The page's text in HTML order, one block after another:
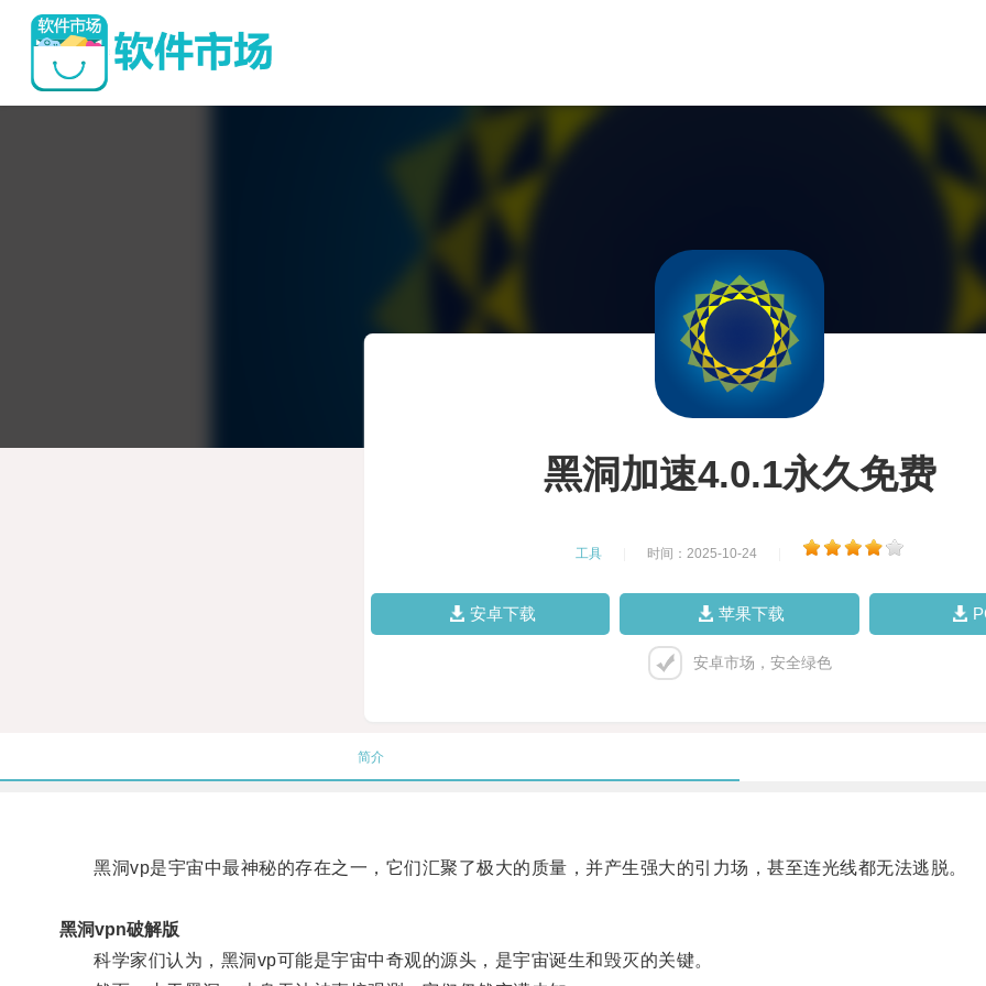
黑洞加速4.0.1永久免费
工具 时间：2025-10-24
安卓下载 苹果下载
安卓市场，安全绿色
简介
黑洞vp是宇宙中最神秘的存在之一，它们汇聚了极大的质量，并产生强大的引力场，甚至连光线都无法逃脱。
黑洞vpn破解版
科学家们认为，黑洞vp可能是宇宙中奇观的源头，是宇宙诞生和毁灭的关键。